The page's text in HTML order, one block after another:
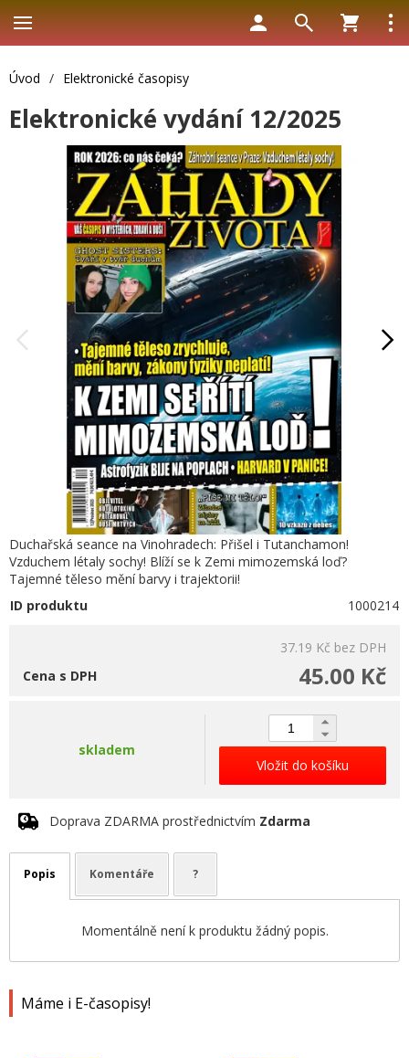
Máme i E-časopisy!
Úvod / Elektronické časopisy
Elektronické vydání 12/2025
Duchařská seance na Vinohradech: Přišel i Tutanchamon!
Vzduchem létaly sochy! Blíží se k Zemi mimozemská loď?
Tajemné těleso mění barvy i trajektorii!
ID produktu
1000214
37.19 Kč bez DPH
45.00 Kč
Cena s DPH
skladem
Vložit do košíku
Doprava ZDARMA prostřednictvím Zdarma
Popis Komentáře ?
Momentálně není k produktu žádný popis.